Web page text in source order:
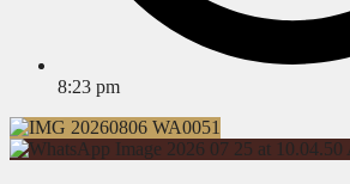
8:23 pm